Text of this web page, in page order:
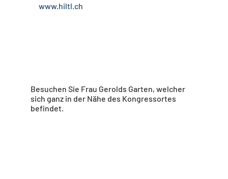
www.hiltl.ch
Besuchen Sie Frau Gerolds Garten, welcher
sich ganz in der Nähe des Kongressortes
befindet.